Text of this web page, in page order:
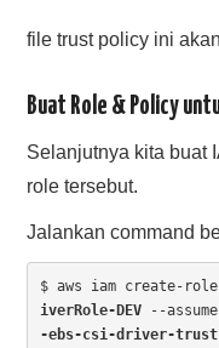
file trust policy ini
Buat Role & Policy
Selanjutnya kita buat
role tersebut.
Jalankan command
$ aws iam create-
iverRole-DEV --
-ebs-csi-driver-